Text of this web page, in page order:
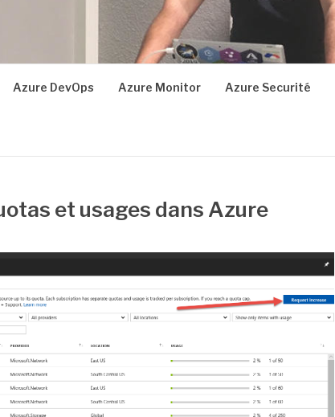
Azure DevOps Azure Monitor Azure Securité
et usages dans Azure